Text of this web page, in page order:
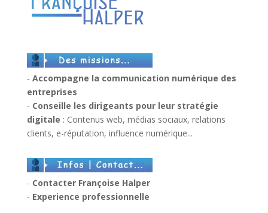
- Accompagne la communication numérique des
entreprises
- Conseille les dirigeants pour leur stratégie
digitale : Contenus web, médias sociaux, relations
clients, e-réputation, influence numérique...
- Contacter Françoise Halper
- Experience professionnelle